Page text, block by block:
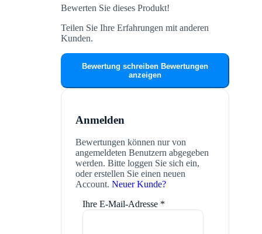
Bewerten Sie dieses Produkt!
Teilen Sie Ihre Erfahrungen mit anderen
Kunden.
Bewertung schreiben Bewertungen
anzeigen
Anmelden
Bewertungen können nur von
angemeldeten Benutzern abgegeben
werden. Bitte loggen Sie sich ein,
oder erstellen Sie einen neuen
Account. Neuer Kunde?
Ihre E-Mail-Adresse *